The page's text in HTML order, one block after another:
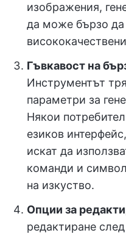
изображения,
да може бързо
Гъвкавост на
Инструментът
параметри за
Някои
езиков
искат да
команди и
на изкуство.
Опции за
редактиране